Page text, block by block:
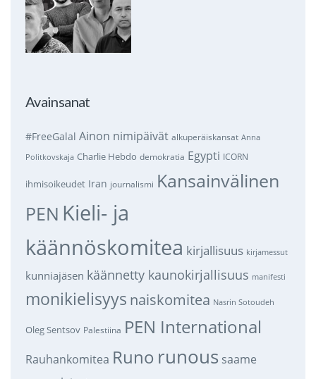
Avainsanat
#FreeGalal Ainon nimipäivät alkuperäiskansat Anna
Politkovskaja Charlie Hebdo demokratia Egypti ICORN
ihmisoikeudet Iran journalismi Kansainvälinen
PEN Kieli- ja
käännöskomitea kirjallisuus kirjamessut
kunniajäsen käännetty kaunokirjallisuus manifesti
monikielisyys naiskomitea Nasrin Sotoudeh
Oleg Sentsov Palestiina PEN International
Rauhankomitea Runo runous saame